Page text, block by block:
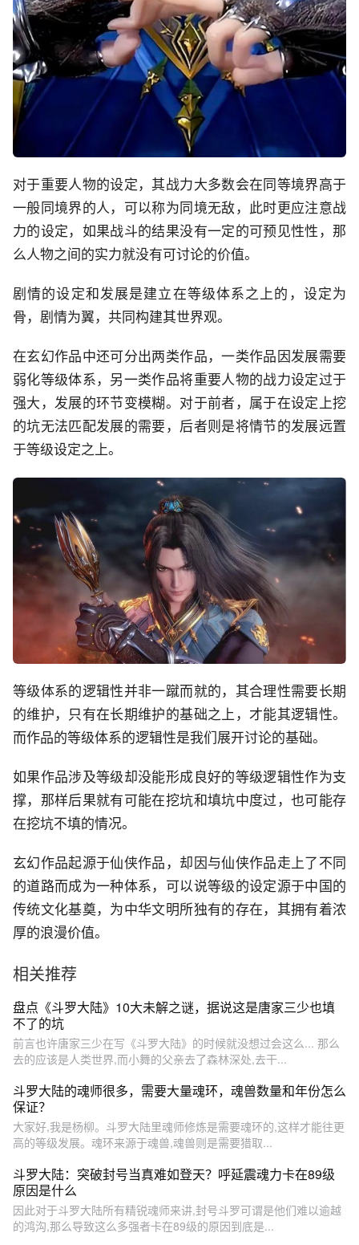
对于重要人物的设定，其战力大多数会在同等境界高于
一般同境界的人，可以称为同境无敌，此时更应注意战
力的设定，如果战斗的结果没有一定的可预见性性，那
么人物之间的实力就没有可讨论的价值。
剧情的设定和发展是建立在等级体系之上的，设定为
骨，剧情为翼，共同构建其世界观。
在玄幻作品中还可分出两类作品，一类作品因发展需要
弱化等级体系，另一类作品将重要人物的战力设定过于
强大，发展的环节变模糊。对于前者，属于在设定上挖
的坑无法匹配发展的需要，后者则是将情节的发展远置
于等级设定之上。
等级体系的逻辑性并非一蹴而就的，其合理性需要长期
的维护，只有在长期维护的基础之上，才能其逻辑性。
而作品的等级体系的逻辑性是我们展开讨论的基础。
如果作品涉及等级却没能形成良好的等级逻辑性作为支
撑，那样后果就有可能在挖坑和填坑中度过，也可能存
在挖坑不填的情况。
玄幻作品起源于仙侠作品，却因与仙侠作品走上了不同
的道路而成为一种体系，可以说等级的设定源于中国的
传统文化基奠，为中华文明所独有的存在，其拥有着浓
厚的浪漫价值。
相关推荐
盘点《斗罗大陆》10大未解之谜，据说这是唐家三少也填
不了的坑
前言也许唐家三少在写《斗罗大陆》的时候就没想过会这么... 那么
去的应该是人类世界,而小舞的父亲去了森林深处,去干...
斗罗大陆的魂师很多，需要大量魂环，魂兽数量和年份怎么
保证？
大家好,我是杨柳。斗罗大陆里魂师修炼是需要魂环的,这样才能往更
高的等级发展。魂环来源于魂兽,魂兽则是需要猎取...
斗罗大陆：突破封号当真难如登天？呼延震魂力卡在89级
原因是什么
因此对于斗罗大陆所有精锐魂师来讲,封号斗罗可谓是他们难以逾越
的鸿沟,那么导致这么多强者卡在89级的原因到底是...